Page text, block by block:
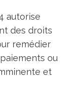
autorise
des droits
remédier
ou
et